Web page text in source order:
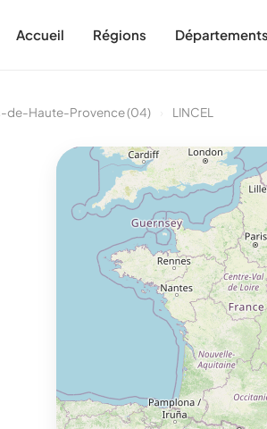
Accueil Régions Départements
de-Haute-Provence (04) LINCEL